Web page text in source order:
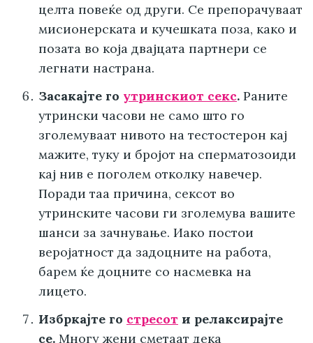
целта повеќе од други. Се препорачуваат
мисионерската и кучешката поза, како и
позата во која двајцата партнери се
легнати настрана.
Засакајте го утринскиот секс. Раните
утрински часови не само што го
зголемуваат нивото на тестостерон кај
мажите, туку и бројот на сперматозоиди
кај нив е поголем отколку навечер.
Поради таа причина, сексот во
утринските часови ги зголемува вашите
шанси за зачнување. Иако постои
веројатност да задоцните на работа,
барем ќе доцните со насмевка на
лицето.
Избркајте го стресот и релаксирајте
се. Многу жени сметаат дека